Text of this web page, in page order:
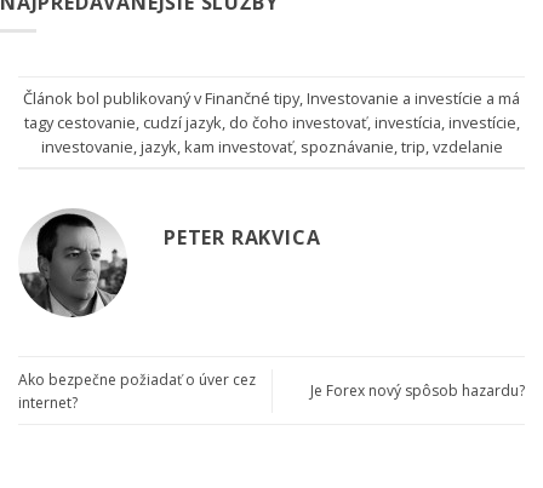
Článok bol publikovaný vFinančné tipy,Investovanie a investície a má
tagycestovanie, cudzí jazyk, do čoho investovať,investícia,investície,
investovanie,jazyk,kam investovať, spoznávanie,trip,vzdelanie
PETER RAKVICA
Ako bezpečne požiadať o úver cez
internet?
Je Forex nový spôsob hazardu?